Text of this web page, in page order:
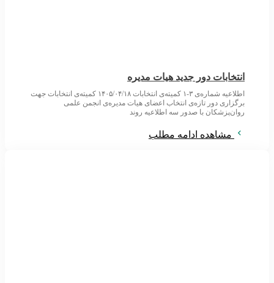
انتخابات دور جدید هیات مدیره
اطلاعیه شماره‌ی ۳-۱ کمیته‌ی انتخابات ۱۴۰۵/۰۴/۱۸ کمیته‌ی انتخابات جهت
برگزاری دور تازه‌ی انتخاب اعضای هیات مدیره‌ی انجمن علمی
روان‌پزشکان با صدور سه اطلاعیه روند
مشاهده ادامه مطلب